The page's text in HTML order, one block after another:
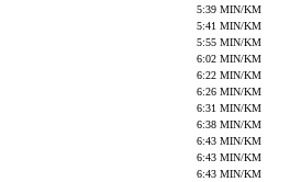
5:39 MIN/KM
5:41 MIN/KM
5:55 MIN/KM
6:02 MIN/KM
6:22 MIN/KM
6:26 MIN/KM
6:31 MIN/KM
6:38 MIN/KM
6:43 MIN/KM
6:43 MIN/KM
6:43 MIN/KM